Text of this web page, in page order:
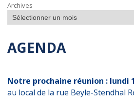
Archives
AGENDA
Notre prochaine réunion : lundi
au local de la rue Beyle-Stendhal